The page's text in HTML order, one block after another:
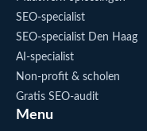
SEO-specialist
SEO-specialist Den Haag
AI-specialist
Non-profit & scholen
Gratis SEO-audit
Menu